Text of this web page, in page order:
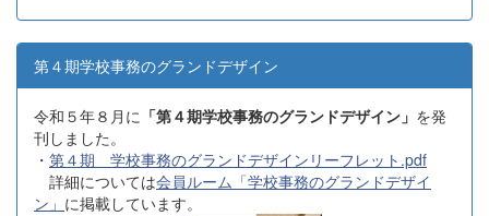
第４期学校事務のグランドデザイン
令和５年８月に 「第４期学校事務のグランドデザイン」 を発
刊しました。
・ 第４期 学校事務のグランドデザインリーフレット.pdf
詳細については会員ルーム「学校事務のグランドデザイ
ン」 に掲載しています。